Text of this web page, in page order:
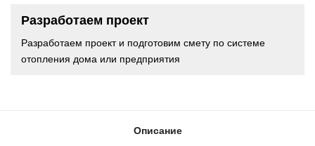
Разработаем проект
Разработаем проект и подготовим смету по системе
отопления дома или предприятия
Описание